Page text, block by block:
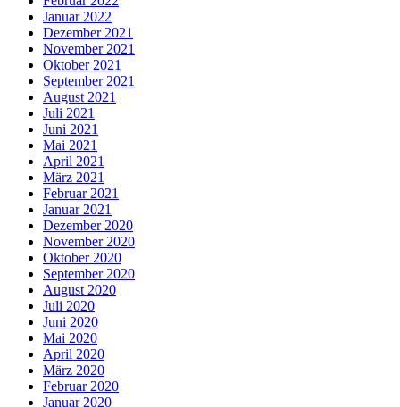
Januar 2022
Dezember 2021
November 2021
Oktober 2021
September 2021
August 2021
Juli 2021
Juni 2021
Mai 2021
April 2021
März 2021
Februar 2021
Januar 2021
Dezember 2020
November 2020
Oktober 2020
September 2020
August 2020
Juli 2020
Juni 2020
Mai 2020
April 2020
März 2020
Februar 2020
Januar 2020